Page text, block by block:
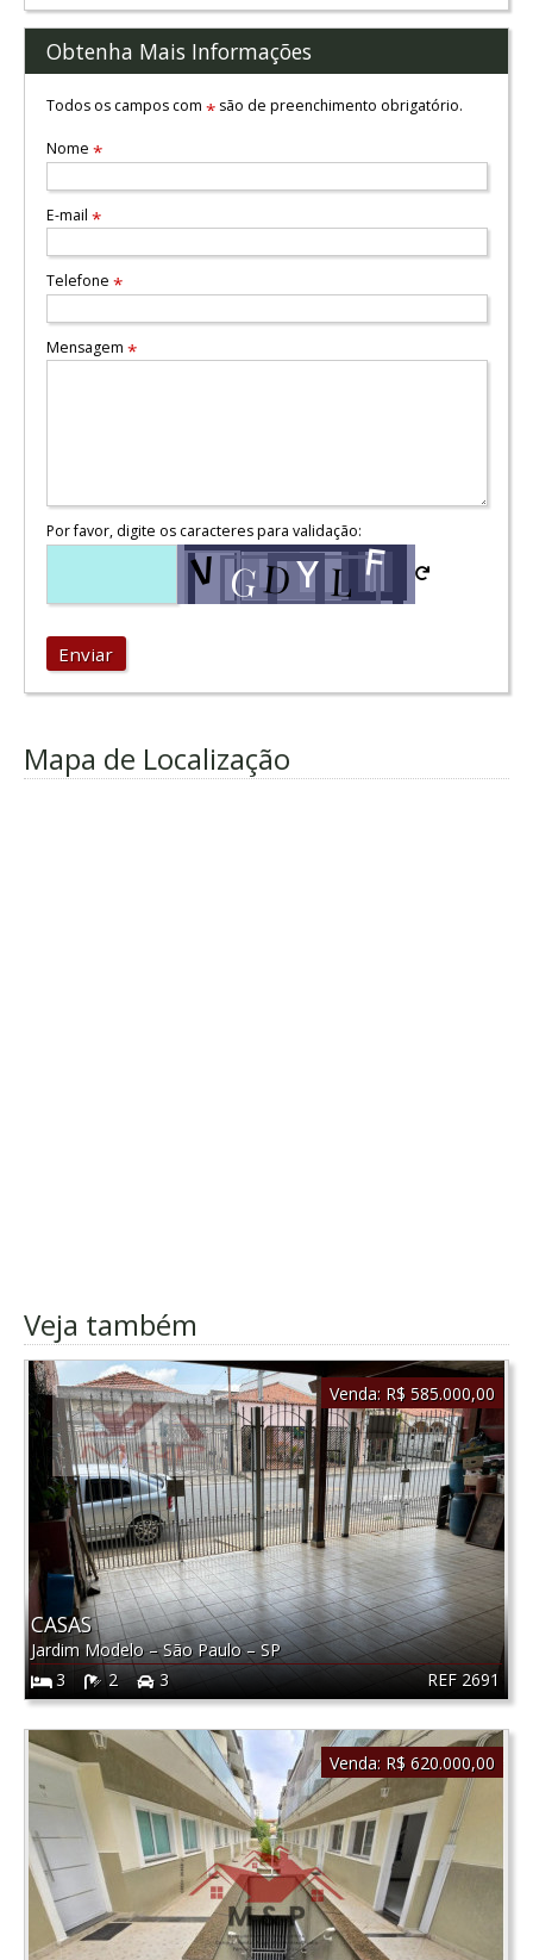
Obtenha Mais Informações
Todos os campos com *são de preenchimento obrigatório.
Nome *
E-mail *
Telefone *
Mensagem *
Por favor, digite os caracteres para validação:
Enviar
Mapa de Localização
Veja também
REF 2691
CASAS
Jardim Modelo–São Paulo–SP
3
2 3
Venda: R$ 585.000,00
Venda: R$ 620.000,00